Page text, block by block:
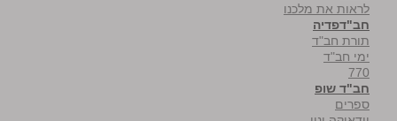
לראות את מלכנו
חב"דפדיה
תורת חב"ד
ימי חב"ד
770
חב"ד שופ
ספרים